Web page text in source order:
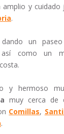
amplio y
.
un
así como un
y hermoso
muy cerca de
Comillas,
.